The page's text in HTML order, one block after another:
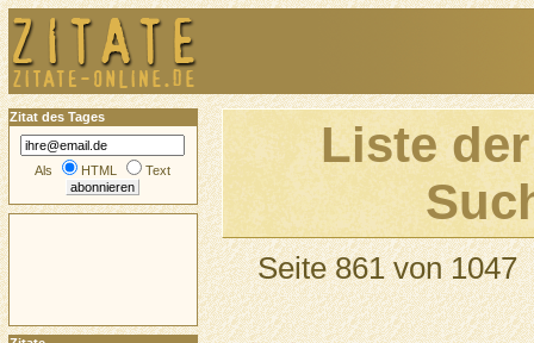
Liste
Seite 861 von 1047
Zitat des Tages
Als HTML Text